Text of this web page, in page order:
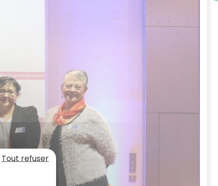
Tout refuser